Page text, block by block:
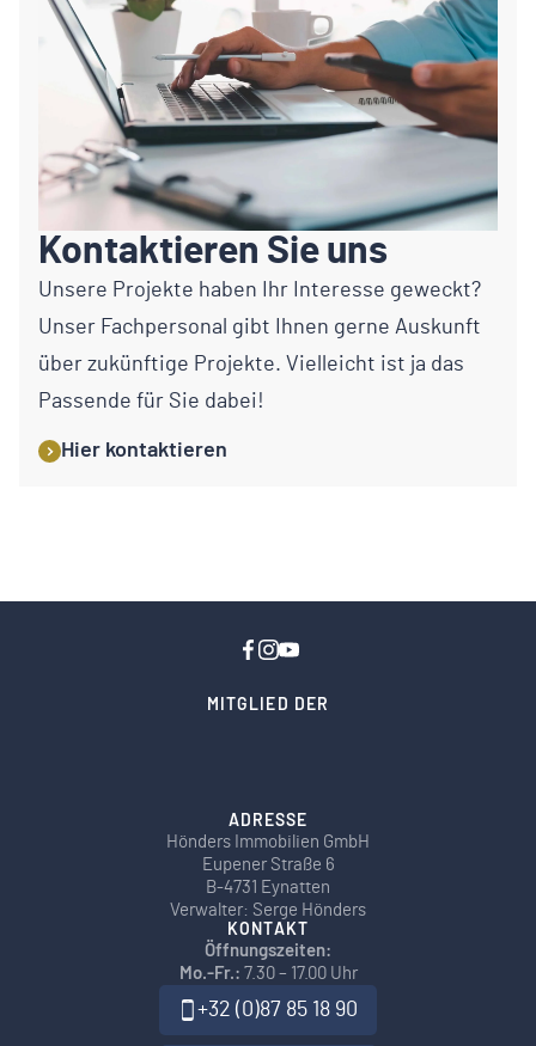
Kontaktieren Sie uns
Unsere Projekte haben Ihr Interesse geweckt?
Unser Fachpersonal gibt Ihnen gerne Auskunft
über zukünftige Projekte. Vielleicht ist ja das
Passende für Sie dabei!
Hier kontaktieren
MITGLIED DER
ADRESSE
Hönders Immobilien GmbH
Eupener Straße 6
B-4731 Eynatten
Verwalter: Serge Hönders
KONTAKT
Öffnungszeiten:
Mo.-Fr.: 7.30 – 17.00 Uhr
+32 (0)87 85 18 90